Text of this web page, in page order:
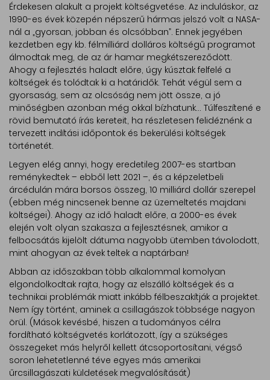
Érdekesen alakult a projekt költségvetése. Az induláskor, az
1990-es évek közepén népszerű hármas jelszó volt a NASA-
nál a „gyorsan, jobban és olcsóbban”. Ennek jegyében
kezdetben egy kb. félmilliárd dolláros költségű programot
álmodtak meg, de az ár hamar megkétszereződött.
Ahogy a fejlesztés haladt előre, úgy kúsztak felfelé a
költségek és tolódtak ki a határidők. Tehát végül sem a
gyorsaság, sem az olcsóság nem jött össze, a jó
minőségben azonban még okkal bízhatunk... Túlfeszítené e
rövid bemutató írás kereteit, ha részletesen felidéznénk a
tervezett indítási időpontok és bekerülési költségek
történetét.
Legyen elég annyi, hogy eredetileg 2007-es startban
reménykedtek – ebből lett 2021 –, és a képzeletbeli
árcédulán mára borsos összeg, 10 milliárd dollár szerepel
(ebben még nincsenek benne az üzemeltetés majdani
költségei). Ahogy az idő haladt előre, a 2000-es évek
elején volt olyan szakasza a fejlesztésnek, amikor a
felbocsátás kijelölt dátuma nagyobb ütemben távolodott,
mint ahogyan az évek teltek a naptárban!
Abban az időszakban több alkalommal komolyan
elgondolkodtak rajta, hogy az elszálló költségek és a
technikai problémák miatt inkább félbeszakítják a projektet.
Nem így történt, aminek a csillagászok többsége nagyon
örül. (Mások kevésbé, hiszen a tudományos célra
fordítható költségvetés korlátozott, így a szükséges
összegeket más helyről kellett átcsoportosítani, végső
soron lehetetlenné téve egyes más amerikai
űrcsillagászati küldetések megvalósítását)